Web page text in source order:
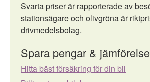
Svarta priser är rapporterade av
stationsägare och olivgröna är
drivmedelsbolag.
Spara pengar &
Hitta bäst försäkring för din bil